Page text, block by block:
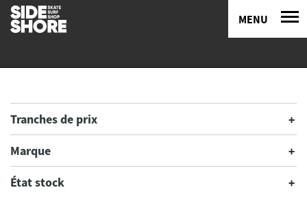
MENU
Tranches de prix
Marque
État stock